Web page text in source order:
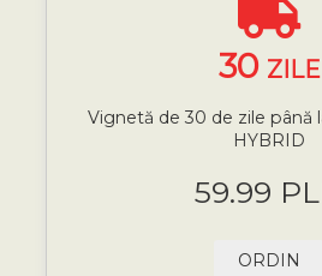
30 ZILE
Vignetă de 30 de zile până
HYBRID
59.99
ORDIN